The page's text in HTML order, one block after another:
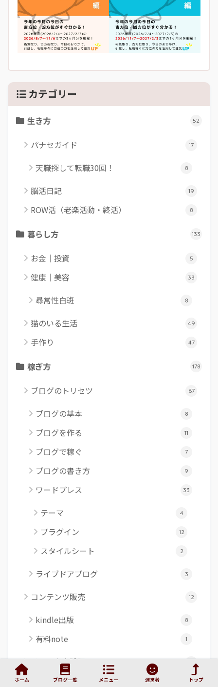
カテゴリー
生き方 52
パナセガイド 17
天職探して転職30回！ 8
脳活日記 19
ROW活（老楽活動・終活） 8
暮らし方 133
お金｜投資 5
健康｜美容 33
尋常性白斑 8
猫のいる生活 49
手作り 47
稼ぎ方 178
ブログのトリセツ 67
ブログの基本 8
ブログを作る 11
ブログで稼ぐ 7
ブログの書き方 9
ワードプレス 33
テーマ 4
プラグイン 12
スタイルシート 2
ライブドアブログ 3
コンテンツ販売 12
kindle出版 8
有料note 1
インスタ実践記
ビジネス知見 16
ホーム ブログ一覧 メニュー 運営者 トップ